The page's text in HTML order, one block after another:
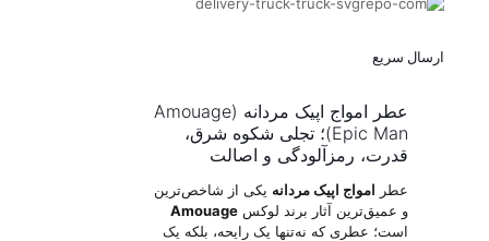
ارسال سریع
عطر امواج اپیک مردانه (Amouage
Epic Man)؛ تجلی شکوه شرق،
قدرت، رمزآلودگی و اصالت
عطرامواج اپیک مردانهیکی از شاخص‌ترین
و عمیق‌ترین آثار برند لوکسAmouage
است؛ عطری که نه‌تنها یک رایحه، بلکه یک